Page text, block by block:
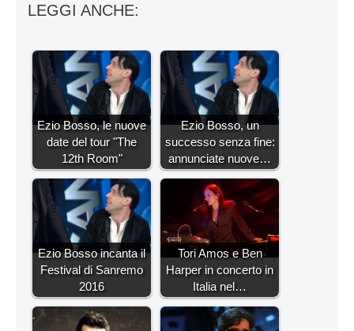
LEGGI ANCHE:
Ezio Bosso, le nuove
date del tour "The
12th Room"
Ezio Bosso, un
successo senza fine:
annunciate nuove…
Ezio Bosso incanta il
Festival di Sanremo
2016
Tori Amos e Ben
Harper in concerto in
Italia nel…